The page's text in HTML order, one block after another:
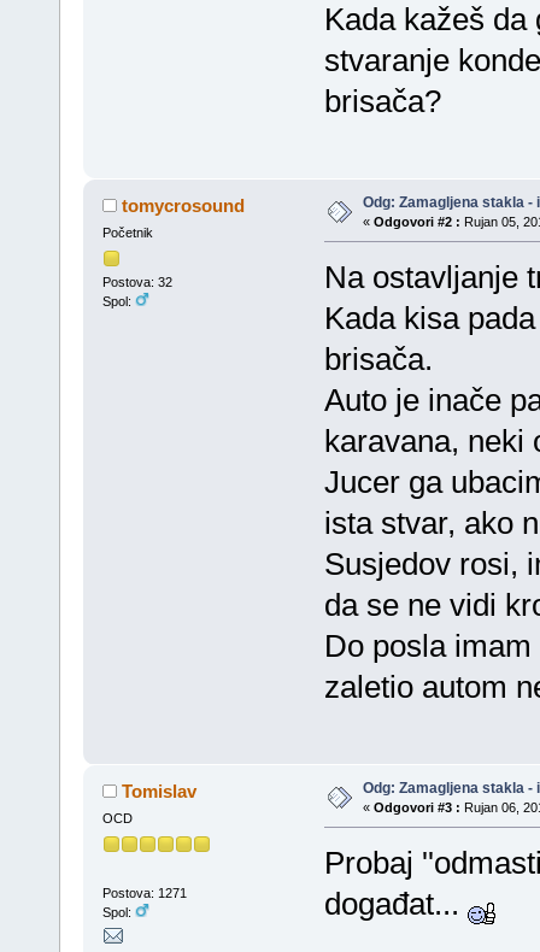
Kada kažeš
stvaranje
brisača?
tomycrosound
Početnik
Postova: 32
Spol:
Odg: Zamagljena stakla -
« Odgovori #2 : Rujan 05,
Na ostavljanje
Kada kisa
brisača.
Auto je inače
karavana, neki
Jucer ga
ista stvar, ako
Susjedov rosi,
da se ne vidi
Do posla
zaletio autom
Tomislav
OCD
Postova: 1271
Spol:
Odg: Zamagljena stakla -
« Odgovori #3 : Rujan 06,
Probaj
događat...